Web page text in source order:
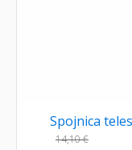
Spojnica
14,10€